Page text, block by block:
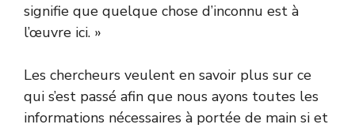
signifie que quelque chose d’inconnu est à
l’œuvre ici. »
Les chercheurs veulent en savoir plus sur ce
qui s’est passé afin que nous ayons toutes les
informations nécessaires à portée de main si et